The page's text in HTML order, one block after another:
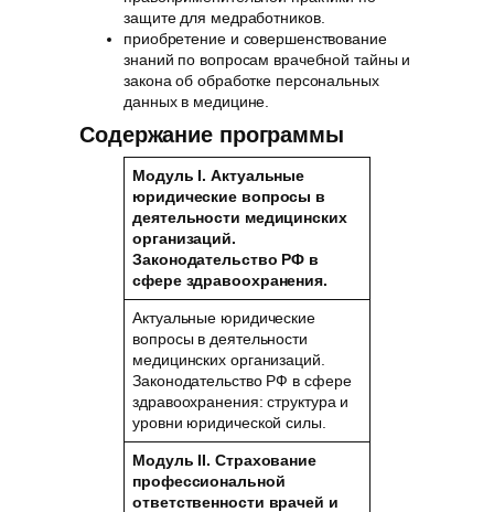
защите для медработников.
приобретение и совершенствование
знаний по вопросам врачебной тайны и
закона об обработке персональных
данных в медицине.
Содержание программы
Модуль I. Актуальные
юридические вопросы в
деятельности медицинских
организаций.
Законодательство РФ в
сфере здравоохранения.
Актуальные юридические
вопросы в деятельности
медицинских организаций.
Законодательство РФ в сфере
здравоохранения: структура и
уровни юридической силы.
Модуль II. Страхование
профессиональной
ответственности врачей и